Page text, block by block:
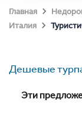
Главная
Италия
Дешевые
Эти